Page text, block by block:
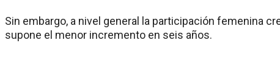
Sin embargo, a nivel general la participación femenina
supone el menor incremento en seis años.